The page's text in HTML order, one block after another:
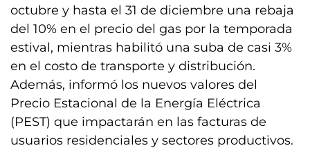
octubre y hasta el 31 de diciembre una rebaja
del 10% en el precio del gas por la temporada
estival, mientras habilitó una suba de casi 3%
en el costo de transporte y distribución.
Además, informó los nuevos valores del
Precio Estacional de la Energía Eléctrica
(PEST) que impactarán en las facturas de
usuarios residenciales y sectores productivos.